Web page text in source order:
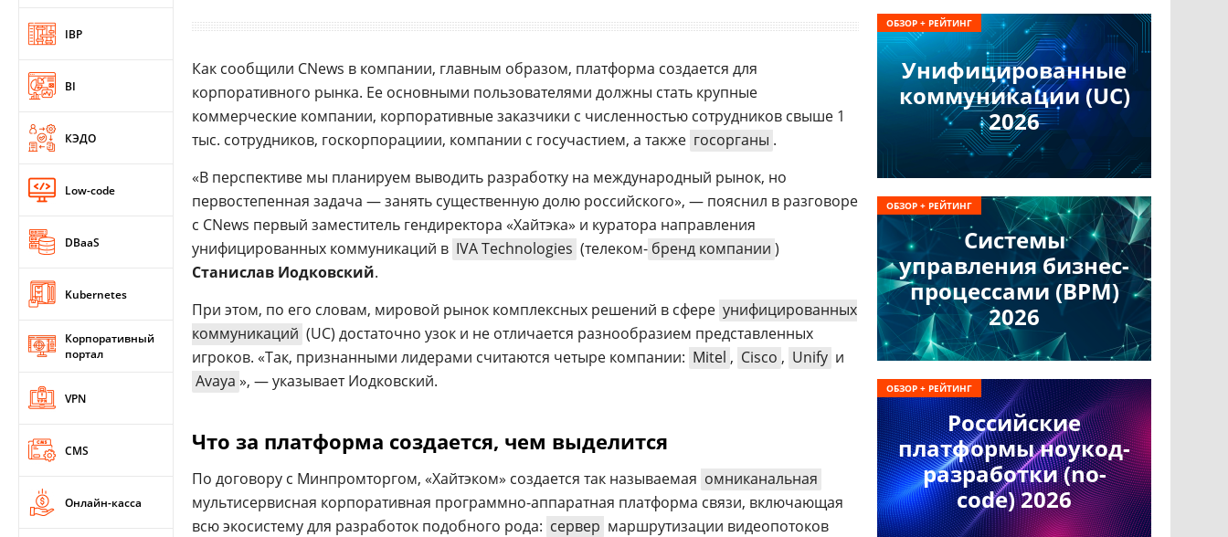
IBP
BI
КЭДО
Low-code
DBaaS
Kubernetes
Корпоративный
портал
VPN
CMS
Онлайн-касса
Как сообщили CNews в компании, главным образом, платформа создается для
корпоративного рынка. Ее основными пользователями должны стать крупные
коммерческие компании, корпоративные заказчики с численностью сотрудников свыше 1
тыс. сотрудников, госкорпорациии, компании с госучастием, а также госорганы .
«В перспективе мы планируем выводить разработку на международный рынок, но
первостепенная задача — занять существенную долю российского», — пояснил в разговоре
с CNews первый заместитель гендиректора «Хайтэка» и куратора направления
унифицированных коммуникаций в IVA Technologies (телеком- бренд компании )
Станислав Иодковский.
При этом, по его словам, мировой рынок комплексных решений в сфере унифицированных
коммуникаций (UC) достаточно узок и не отличается разнообразием представленных
игроков. «Так, признанными лидерами считаются четыре компании: Mitel , Cisco , Unify и
Avaya », — указывает Иодковский.
Что за платформа создается, чем выделится
По договору с Минпромторгом, «Хайтэком» создается так называемая омниканальная
мультисервисная корпоративная программно-аппаратная платформа связи, включающая
всю экосистему для разработок подобного рода: сервер маршрутизации видеопотоков
Унифицированные
коммуникации (UC)
2026
ОБЗОР + РЕЙТИНГ
Системы
управления бизнес-
процессами (BPM)
2026
ОБЗОР + РЕЙТИНГ
Российские
платформы ноукод-
разработки (no-
code) 2026
ОБЗОР + РЕЙТИНГ